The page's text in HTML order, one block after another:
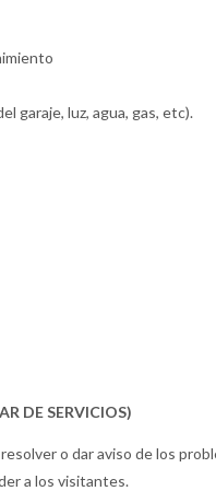
garaje, luz, agua, gas, etc).
DE SERVICIOS)
o dar aviso de los
a los visitantes.